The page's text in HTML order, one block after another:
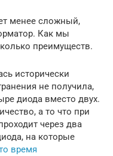
менее сложный,
Как мы
преимуществ.
исторически
не получила,
диода вместо двух.
а то что при
через два
на которые
время